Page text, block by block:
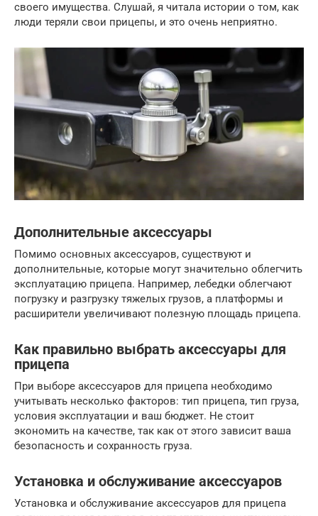
своего имущества. Слушай, я читала истории о том, как
люди теряли свои прицепы, и это очень неприятно.
Дополнительные аксессуары
Помимо основных аксессуаров, существуют и
дополнительные, которые могут значительно облегчить
эксплуатацию прицепа. Например, лебедки облегчают
погрузку и разгрузку тяжелых грузов, а платформы и
расширители увеличивают полезную площадь прицепа.
Как правильно выбрать аксессуары для
прицепа
При выборе аксессуаров для прицепа необходимо
учитывать несколько факторов: тип прицепа, тип груза,
условия эксплуатации и ваш бюджет. Не стоит
экономить на качестве, так как от этого зависит ваша
безопасность и сохранность груза.
Установка и обслуживание аксессуаров
Установка и обслуживание аксессуаров для прицепа